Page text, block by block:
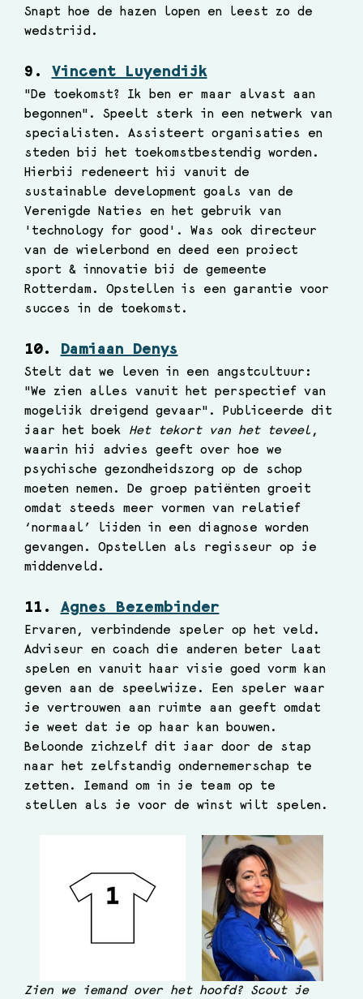
Snapt hoe de hazen lopen en leest zo de
wedstrijd.
9. Vincent Luyendijk
"De toekomst? Ik ben er maar alvast aan
begonnen". Speelt sterk in een netwerk van
specialisten. Assisteert organisaties en
steden bij het toekomstbestendig worden.
Hierbij redeneert hij vanuit de
sustainable development goals van de
Verenigde Naties en het gebruik van
'technology for good'. Was ook directeur
van de wielerbond en deed een project
sport & innovatie bij de gemeente
Rotterdam. Opstellen is een garantie voor
succes in de toekomst.
10. Damiaan Denys
Stelt dat we leven in een angstcultuur:
"We zien alles vanuit het perspectief van
mogelijk dreigend gevaar". Publiceerde dit
jaar het boek Het tekort van het teveel,
waarin hij advies geeft over hoe we
psychische gezondheidszorg op de schop
moeten nemen.
De groep patiënten groeit
omdat steeds meer vormen van relatief
‘normaal’ lijden in een diagnose worden
gevangen. Opstellen als regisseur op je
middenveld.
11. Agnes Bezembinder
Ervaren, verbindende speler op het veld.
Adviseur en coach die anderen beter laat
spelen en vanuit haar visie goed vorm kan
geven aan de speelwijze. Een speler waar
je vertrouwen aan ruimte aan geeft omdat
je weet dat je op haar kan bouwen.
Beloonde zichzelf dit jaar door de stap
naar het zelfstandig ondernemerschap te
zetten. Iemand om in je team op te
stellen als je voor de winst wilt spelen.
Zien we iemand over het hoofd? Scout je